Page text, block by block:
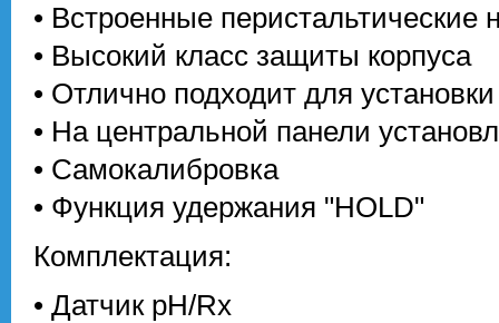
• Встроенные перистальтические
• Высокий класс защиты корпуса
• Отлично подходит для
• На центральной панели
• Самокалибровка
• Функция удержания "HOLD"
Комплектация:
• Датчик pH/Rx